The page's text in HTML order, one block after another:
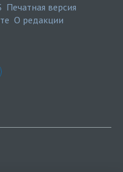
Печатная версия
О редакции